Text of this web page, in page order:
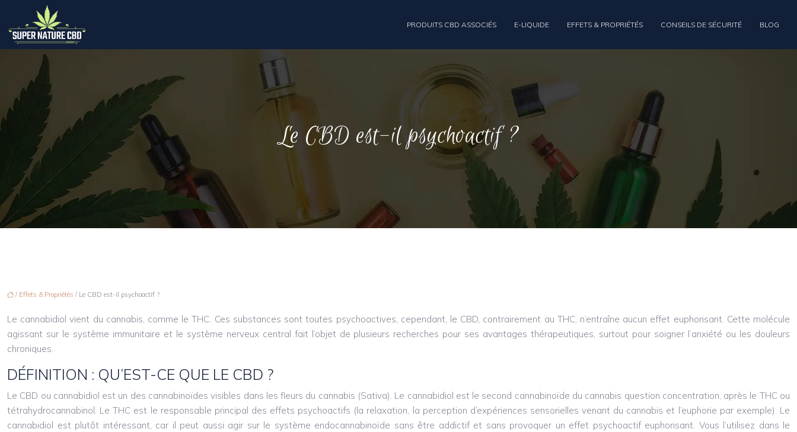
PRODUITS CBD ASSOCIÉS E-LIQUIDE EFFETS & PROPRIÉTÉS CONSEILS DE SÉCURITÉ BLOG
Le CBD est-il psychoactif ?
/ Effets & Propriétés / Le CBD est-il psychoactif ?
Le cannabidiol vient du cannabis, comme le THC. Ces substances sont toutes psychoactives, cependant, le CBD, contrairement au THC, n’entraîne aucun effet euphorisant. Cette molécule
agissant sur le système immunitaire et le système nerveux central fait l’objet de plusieurs recherches pour ses avantages thérapeutiques, surtout pour soigner l’anxiété ou les douleurs
chroniques.
DÉFINITION : QU’EST-CE QUE LE CBD ?
Le CBD ou cannabidiol est un des cannabinoïdes visibles dans les fleurs du cannabis (Sativa). Le cannabidiol est le second cannabinoïde du cannabis question concentration, après le THC ou
tétrahydrocannabinol. Le THC est le responsable principal des effets psychoactifs (la relaxation, la perception d’expériences sensorielles venant du cannabis et l’euphorie par exemple). Le
cannabidiol est plutôt intéressant, car il peut aussi agir sur le système endocannabinoïde sans être addictif et sans provoquer un effet psychoactif euphorisant. Vous l’utilisez dans le